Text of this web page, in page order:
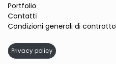
Portfolio
Contatti
Condizioni generali di contratto
Privacy policy